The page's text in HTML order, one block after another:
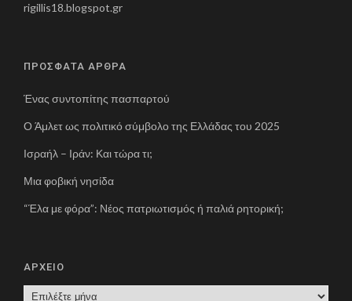
rigillis18.blogspot.gr
ΠΡΟΣΦΑΤΑ ΑΡΘΡΑ
Ένας συντοπίτης πασπαρτού
Ο Άμλετ ως πολιτικό σύμβολο της Ελλάδας του 2025
Ισραήλ – Ιράν: Και τώρα τι;
Μια φοβική νησίδα
“Έλα με φόρα”: Νέος πατριωτισμός ή παλιά ρητορική;
ΑΡΧΕΙΟ